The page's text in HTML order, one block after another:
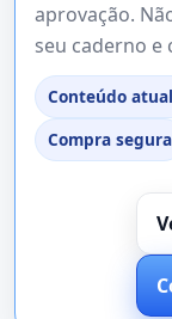
aprovação.
seu caderno e
Conteúdo
Compra segura